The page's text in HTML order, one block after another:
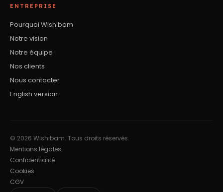
ENTREPRISE
Pourquoi Wishibam
Notre vision
Notre équipe
Nos clients
Nous contacter
English version
© 2026 Wishibam. Tous droits réservés.
Mentions légales
Confidentialité
Cookies
CGV